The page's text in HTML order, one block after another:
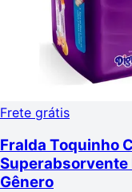
Frete grátis
Fralda Toquinho
Superabsorvente
Gênero